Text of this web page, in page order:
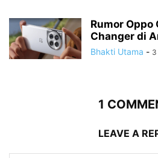
Rumor Oppo
Changer di
Bhakti Utama -
1
LEAVE A